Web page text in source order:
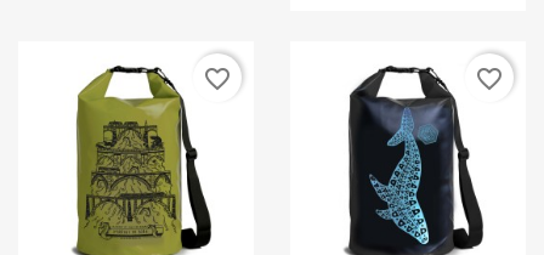
favorite_border favorite_border